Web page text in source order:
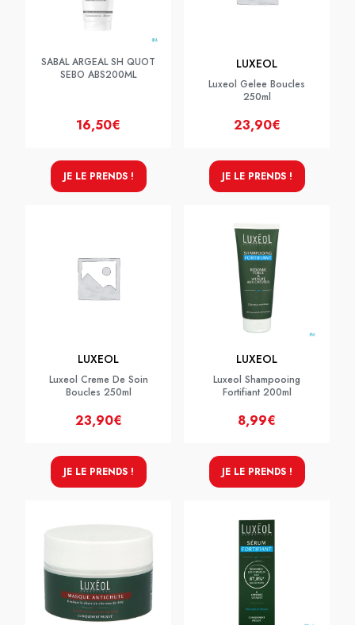
SABAL ARGEAL SH QUOT
SEBO ABS200ML
16,50€
JE LE PRENDS !
LUXEOL
Luxeol Gelee Boucles
250ml
23,90€
JE LE PRENDS !
LUXEOL
Luxeol Creme De Soin
Boucles 250ml
23,90€
JE LE PRENDS !
LUXEOL
Luxeol Shampooing
Fortifiant 200ml
8,99€
JE LE PRENDS !